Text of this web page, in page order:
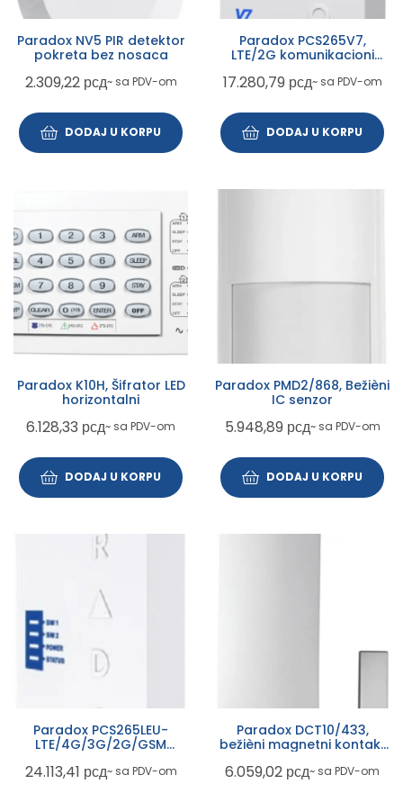
Paradox NV5 PIR detektor
pokreta bez nosaca
2.309,22 рсд~ sa PDV-om
DODAJ U KORPU
Paradox PCS265V7,
LTE/2G komunikacioni
17.280,79 рсд~ sa PDV-om
DODAJ U KORPU
Paradox K10H, Šifrator LED
horizontalni
6.128,33 рсд~ sa PDV-om
DODAJ U KORPU
Paradox PMD2/868, Bežièni
IC senzor
5.948,89 рсд~ sa PDV-om
DODAJ U KORPU
Paradox PCS265LEU-
LTE/4G/3G/2G/GSM
24.113,41 рсд~ sa PDV-om
Paradox DCT10/433,
bežièni magnetni kontakt
6.059,02 рсд~ sa PDV-om